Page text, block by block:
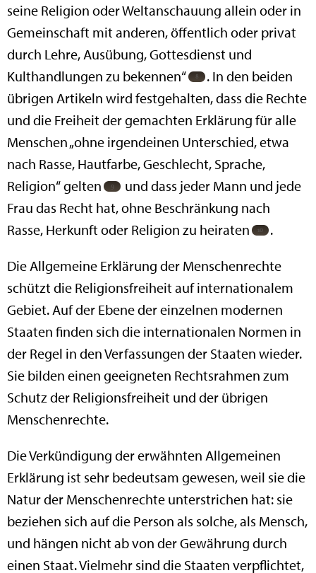
seine Religion oder Weltanschauung allein oder in
Gemeinschaft mit anderen, öffentlich oder privat
durch Lehre, Ausübung, Gottesdienst und
Kulthandlungen zu bekennen“
. In den beiden
übrigen Artikeln wird festgehalten, dass die Rechte
und die Freiheit der gemachten Erklärung für alle
Menschen „ohne irgendeinen Unterschied, etwa
nach Rasse, Hautfarbe, Geschlecht, Sprache,
Religion“ gelten
und dass jeder Mann und jede
Frau das Recht hat, ohne Beschränkung nach
Rasse, Herkunft oder Religion zu heiraten
.
Die Allgemeine Erklärung der Menschenrechte
schützt die Religionsfreiheit auf internationalem
Gebiet. Auf der Ebene der einzelnen modernen
Staaten finden sich die internationalen Normen in
der Regel in den Verfassungen der Staaten wieder.
Sie bilden einen geeigneten Rechtsrahmen zum
Schutz der Religionsfreiheit und der übrigen
Menschenrechte.
Die Verkündigung der erwähnten Allgemeinen
Erklärung ist sehr bedeutsam gewesen, weil sie die
Natur der Menschenrechte unterstrichen hat: sie
beziehen sich auf die Person als solche, als Mensch,
und hängen nicht ab von der Gewährung durch
einen Staat. Vielmehr sind die Staaten verpflichtet,